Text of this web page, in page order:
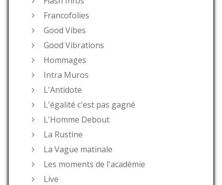
Francofolies
Good Vibes
Good Vibrations
Hommages
Intra Muros
L'Antidote
L'égalité c'est pas gagné
L'Homme Debout
La Rustine
La Vague matinale
Les moments de l'académie
Live